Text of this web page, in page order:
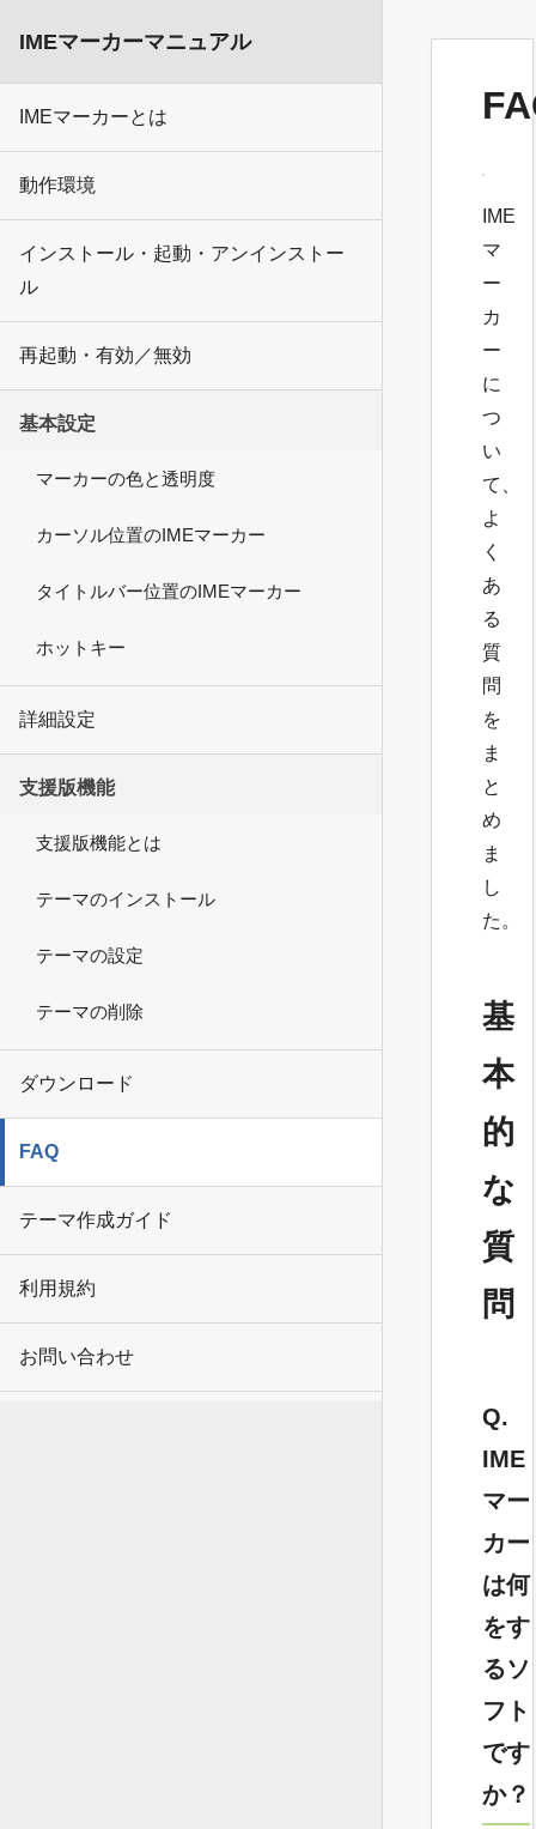
IMEマーカーマニュアル
IMEマーカーとは
動作環境
インストール・起動・アンインストー
ル
再起動・有効／無効
基本設定
マーカーの色と透明度
カーソル位置のIMEマーカー
タイトルバー位置のIMEマーカー
ホットキー
詳細設定
支援版機能
支援版機能とは
テーマのインストール
テーマの設定
テーマの削除
ダウンロード
FAQ
テーマ作成ガイド
利用規約
お問い合わせ
IME
マ
ー
カ
ー
に
つ
い
て、
よ
く
あ
る
質
問
を
ま
と
め
ま
し
た。
基
本
的
な
質
問
Q.
IME
マー
カー
は何
をす
るソ
フト
です
か？